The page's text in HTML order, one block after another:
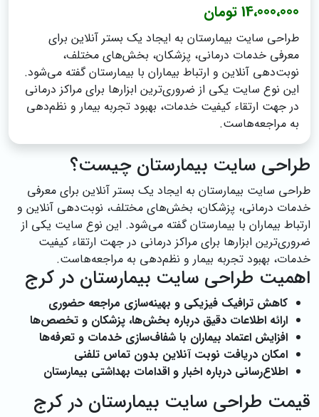
14،000،000 تومان
طراحی سایت بیمارستان به ایجاد یک بستر آنلاین برای
معرفی خدمات درمانی، پزشکان، بخش‌های مختلف،
نوبت‌دهی آنلاین و ارتباط بیماران با بیمارستان گفته می‌شود.
این نوع سایت یکی از ضروری‌ترین ابزارها برای مراکز درمانی
در جهت ارتقاء کیفیت خدمات، بهبود تجربه بیمار و نظم‌دهی
به مراجعه‌هاست.
طراحی سایت بیمارستان چیست؟
طراحی سایت بیمارستان به ایجاد یک بستر آنلاین برای معرفی
خدمات درمانی، پزشکان، بخش‌های مختلف، نوبت‌دهی آنلاین و
ارتباط بیماران با بیمارستان گفته می‌شود. این نوع سایت یکی از
ضروری‌ترین ابزارها برای مراکز درمانی در جهت ارتقاء کیفیت
خدمات، بهبود تجربه بیمار و نظم‌دهی به مراجعه‌هاست.
اهمیت طراحی سایت بیمارستان در کرج
کاهش ترافیک فیزیکی و بهینه‌سازی مراجعه حضوری
ارائه اطلاعات دقیق درباره بخش‌ها، پزشکان و تخصص‌ها
افزایش اعتماد بیماران با شفاف‌سازی خدمات و تعرفه‌ها
امکان دریافت نوبت آنلاین بدون تماس تلفنی
اطلاع‌رسانی درباره اخبار و اقدامات بهداشتی بیمارستان
قیمت طراحی سایت بیمارستان در کرج